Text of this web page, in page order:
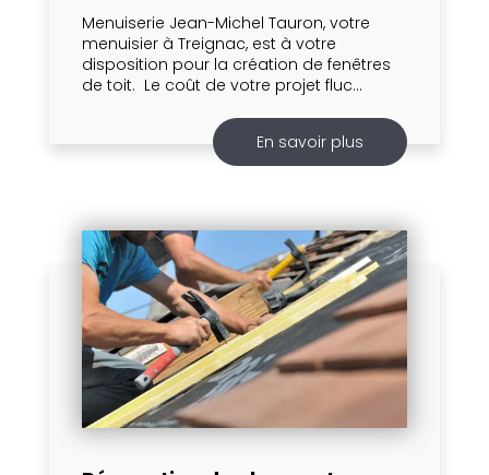
Menuiserie Jean-Michel Tauron, votre
menuisier à Treignac, est à votre
disposition pour la création de fenêtres
de toit. Le coût de votre projet fluc...
En savoir plus